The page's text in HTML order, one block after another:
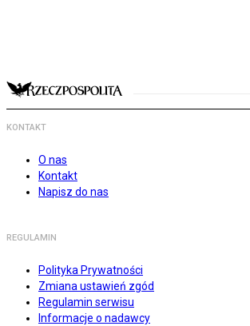
KONTAKT
O nas
Kontakt
Napisz do nas
REGULAMIN
Polityka Prywatności
Zmiana ustawień zgód
Regulamin serwisu
Informacje o nadawcy